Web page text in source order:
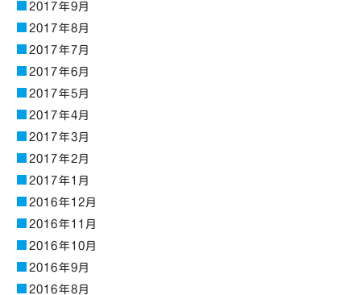
2017年9月
2017年8月
2017年7月
2017年6月
2017年5月
2017年4月
2017年3月
2017年2月
2017年1月
2016年12月
2016年11月
2016年10月
2016年9月
2016年8月